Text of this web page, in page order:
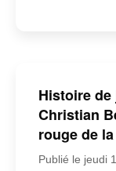
Histoire
Christian
rouge de
Publié le jeudi